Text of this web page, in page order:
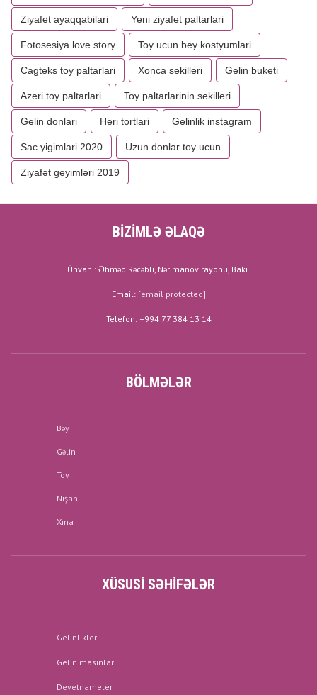
Ziyafet ayaqqabilari Yeni ziyafet paltarlari
Fotosesiya love story Toy ucun bey kostyumlari
Cagteks toy paltarlari Xonca sekilleri Gelin buketi
Azeri toy paltarlari Toy paltarlarinin sekilleri
Gelin donlari Heri tortlari Gelinlik instagram
Sac yigimlari 2020 Uzun donlar toy ucun
Ziyafət geyimləri 2019
BİZİMLƏ ƏLAQƏ
Ünvanı: Əhməd Rəcəbli, Nərimanov rayonu, Bakı.
Email: [email protected]
Telefon: +994 77 384 13 14
BÖLMƏLƏR
Bəy
Gəlin
Toy
Nişan
Xına
XÜSUSI SƏHIFƏLƏR
Gelinlikler
Gelin masinlari
Devetnameler